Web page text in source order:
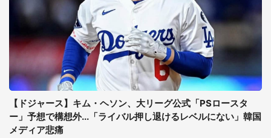
【ドジャース】キム・ヘソン、大リーグ公式「PSロースタ
ー」予想で構想外...「ライバル押し退けるレベルにない」韓国
メディア悲痛